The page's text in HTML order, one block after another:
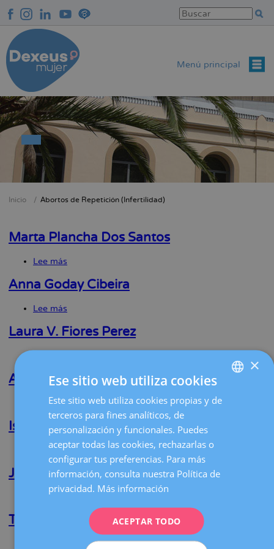
contenido
principal
Menú principal
de
ayuda
la
navegación
Inicio Abortos de Repetición (Infertilidad)
Marta Plancha Dos Santos
Lee más
Plancha
Dos
Anna Goday Cibeira
Lee más
Goday
Cibeira
Laura V. Fiores Perez
V.
Fiores
Perez
Andreas Abraham Zadeh
Lee más sobre
Andreas
Abraham
Zadeh
Isela E. Bañuelos Martinez
Lee mássobre
Isela
E.
Bañuelos
Martinez
Josep M. Gonzalo Carballes
Lee más
Gonzalo
Carballes
Teresa Sánchez Escofet
sobre
SPANISH
×
Ese sitio web utiliza cookies
Este sitio web utiliza cookies propias y de
terceros para fines analíticos, de
personalización y funcionales. Puedes
aceptar todas las cookies, rechazarlas o
configurar tus preferencias. Para más
información, consulta nuestra Política de
privacidad. Más información
ACEPTAR TODO